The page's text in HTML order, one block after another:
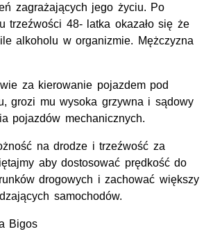
zagrażających jego życiu. Po
trzeźwości 48- latka okazało się że
alkoholu w organizmie. Mężczyzna
za kierowanie pojazdem pod
grozi mu wysoka grzywna i sądowy
pojazdów mechanicznych.
na drodze i trzeźwość za
aby dostosować prędkość do
drogowych i zachować większy
samochodów.
Bigos